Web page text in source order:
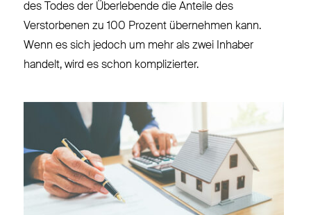
des Todes der Überlebende die Anteile des
Verstorbenen zu 100 Prozent übernehmen kann.
Wenn es sich jedoch um mehr als zwei Inhaber
handelt, wird es schon komplizierter.